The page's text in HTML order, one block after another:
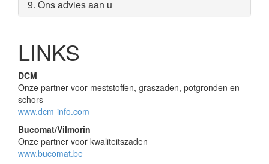
9. Ons advies aan u
LINKS
DCM
Onze partner voor meststoffen, graszaden, potgronden en
schors
www.dcm-info.com
Bucomat/Vilmorin
Onze partner voor kwaliteitszaden
www.bucomat.be